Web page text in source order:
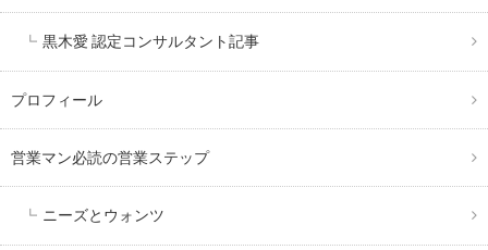
黒木愛 認定コンサルタント記事
プロフィール
営業マン必読の営業ステップ
ニーズとウォンツ